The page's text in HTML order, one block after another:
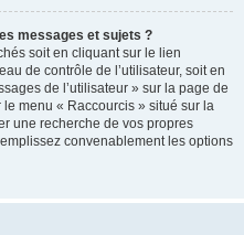
messages et sujets ?
soit en cliquant sur le lien
de contrôle de l’utilisateur, soit en
de l’utilisateur » sur la page de
menu « Raccourcis » situé sur la
une recherche de vos propres
convenablement les options